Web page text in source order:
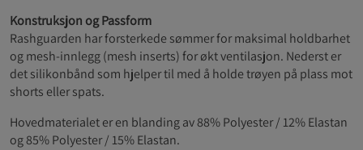
Konstruksjon og Passform
Rashguarden har forsterkede sømmer for maksimal holdbarhet
og mesh-innlegg (mesh inserts) for økt ventilasjon. Nederst er
det silikonbånd som hjelper til med å holde trøyen på plass mot
shorts eller spats.
Hovedmaterialet er en blanding av 88% Polyester / 12% Elastan
og 85% Polyester / 15% Elastan.